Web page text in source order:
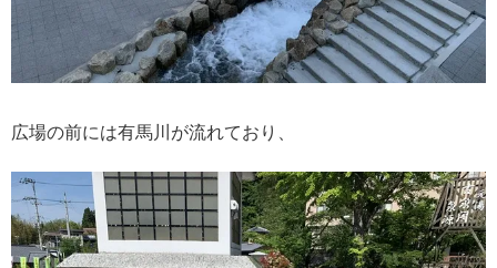
広場の前には有馬川が流れており、